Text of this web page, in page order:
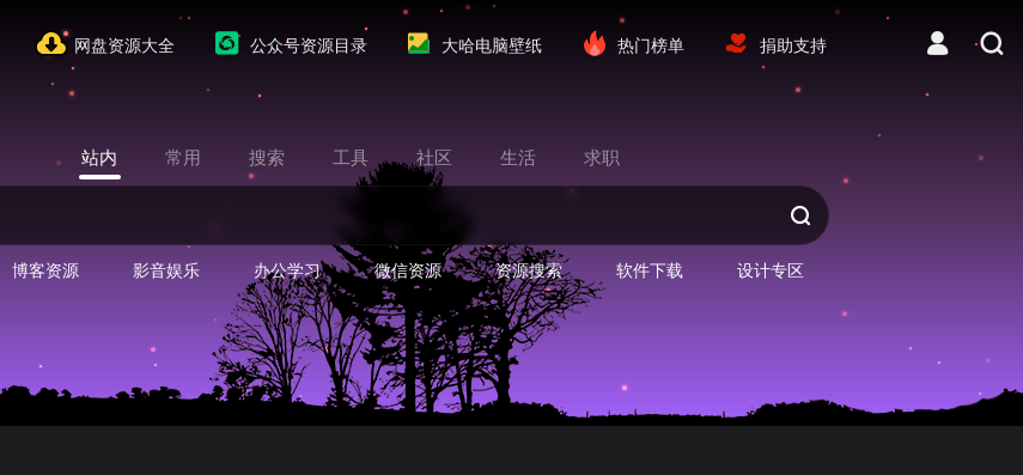
网盘资源大全 公众号资源目录 大哈电脑壁纸 热门榜单 捐助支持
站内 常用 搜索 工具 社区 生活 求职
博客资源 影音娱乐 办公学习 微信资源 资源搜索 软件下载 设计专区